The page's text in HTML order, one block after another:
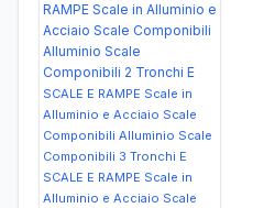
RAMPE Scale in Alluminio e
Acciaio Scale Componibili
Alluminio Scale
Componibili 2 Tronchi E
SCALE E RAMPE Scale in
Alluminio e Acciaio Scale
Componibili Alluminio Scale
Componibili 3 Tronchi E
SCALE E RAMPE Scale in
Alluminio e Acciaio Scale